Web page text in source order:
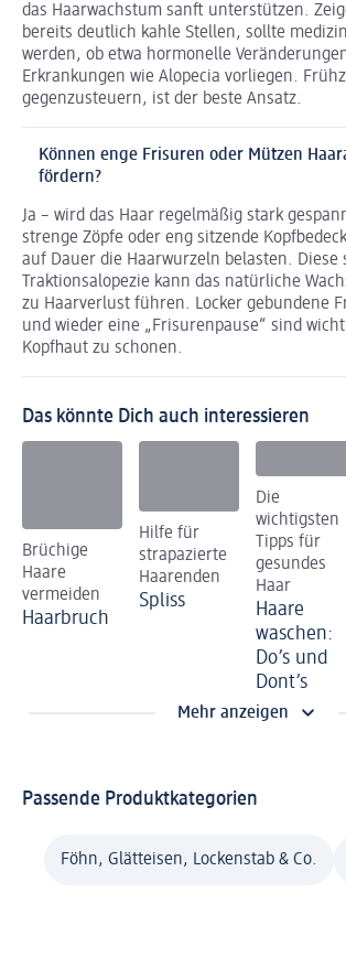
das Haarwachstum sanft unterstützen.
bereits deutlich kahle Stellen, sollte
werden, ob etwa hormonelle
Erkrankungen wie Alopecia vorliegen.
gegenzusteuern, ist der beste Ansatz.
Können enge Frisuren oder Mützen
fördern?
Ja – wird das Haar regelmäßig stark
strenge Zöpfe oder eng sitzende
auf Dauer die Haarwurzeln belasten. Diese
Traktionsalopezie kann das natürliche
zu Haarverlust führen. Locker gebundene
und wieder eine „Frisurenpause“ sind
Kopfhaut zu schonen.
Das könnte Dich auch interessieren
Brüchige
Haare
vermeiden
Haarbruch
Hilfe für
strapazierte
Haarenden
Spliss
Die
wichtigsten
Tipps für
gesundes
Haar
Haare
waschen:
Do’s und
Dont’s
Mehr anzeigen
Passende Produktkategorien
Föhn, Glätteisen, Lockenstab & Co.